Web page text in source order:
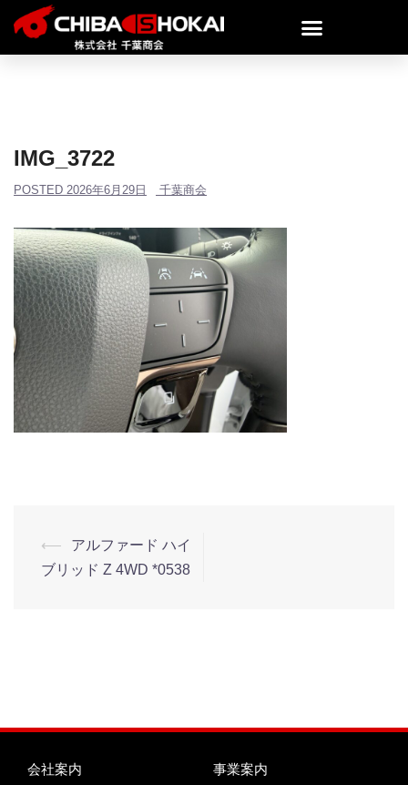
IMG_3722
POSTED 2026年6月29日 千葉商会
⟵
アルファード ハイ
ブリッド Z 4WD *0538
会社案内 事業案内